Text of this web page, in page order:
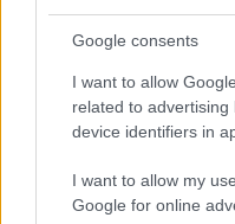
Google consents
I want to allow
related to
device identifiers in
I want to allow my
Google for online
Erzurumspor – Kasımpaşa
Erzurumspor’da kart
yeniden ilk 11’e dönüyor.
kilit pasları ile bu maçta
düşmesini beklemiyoruz.